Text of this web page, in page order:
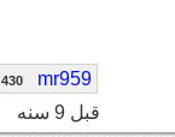
mr959
430
قبل 9 سنه